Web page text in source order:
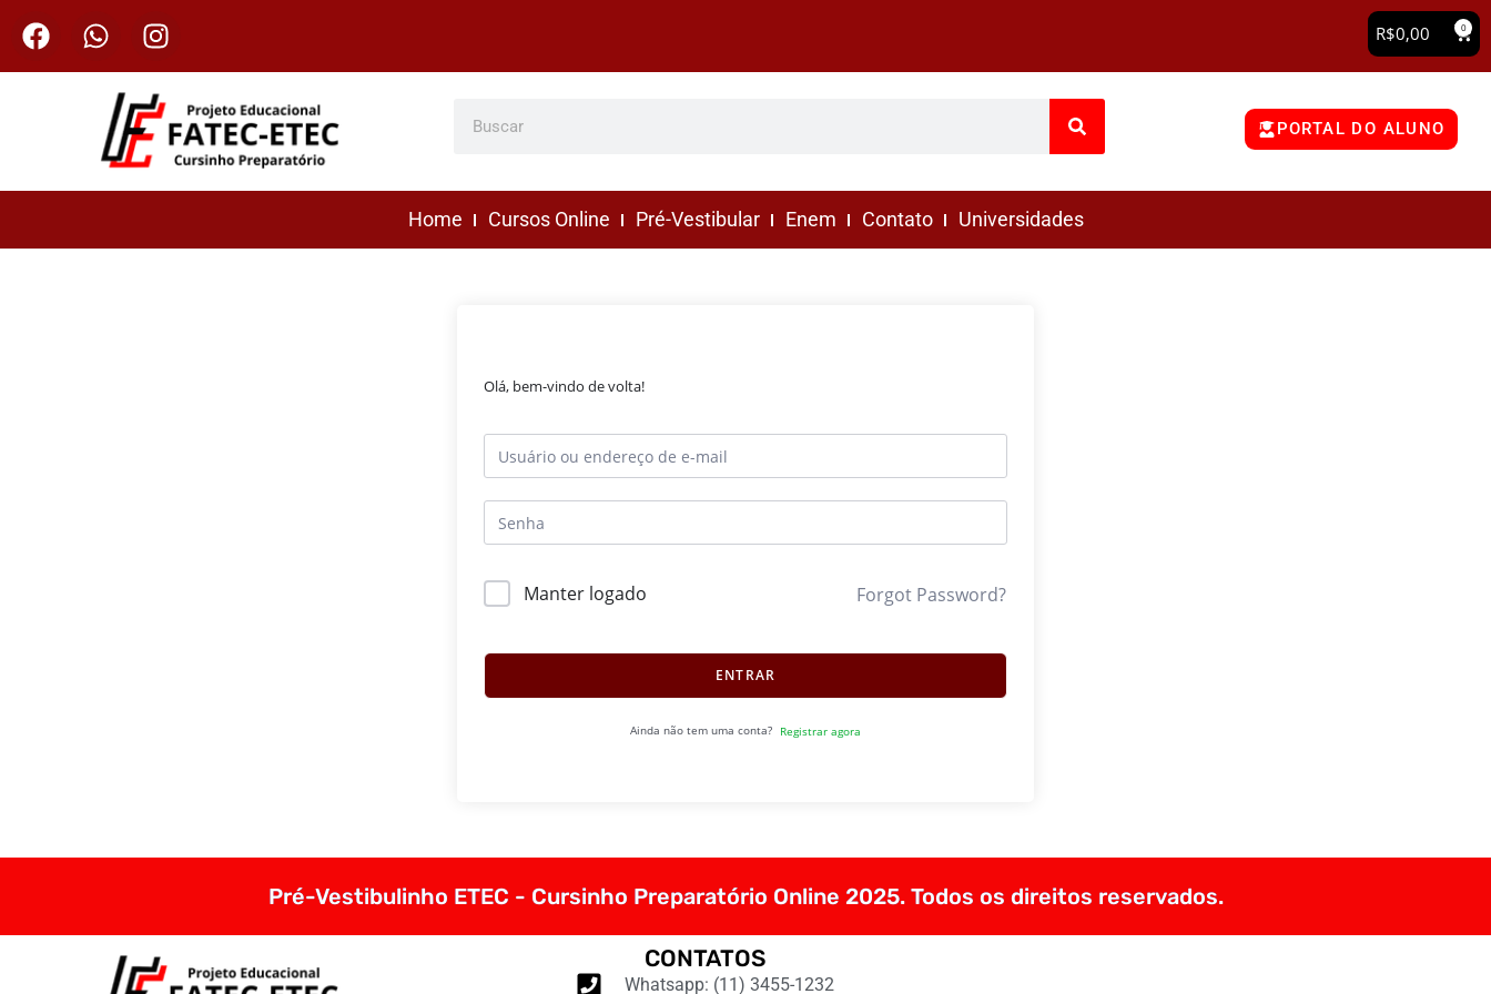
R$0,00 0
PORTAL DO ALUNO
Home Cursos Online Pré-Vestibular Enem Contato Universidades
Olá, bem-vindo de volta!
Manter logado Forgot Password?
ENTRAR
Ainda não tem uma conta? Registrar agora
Pré-Vestibulinho ETEC - Cursinho Preparatório Online 2025. Todos os direitos reservados.
CONTATOS
Whatsapp: (11) 3455-1232